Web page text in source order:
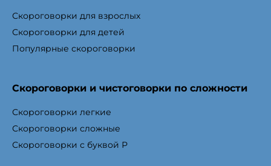
Скороговорки для взрослых
Скороговорки для детей
Популярные скороговорки
Скороговорки и чистоговорки по сложности
Скороговорки легкие
Скороговорки сложные
Скороговорки с буквой Р